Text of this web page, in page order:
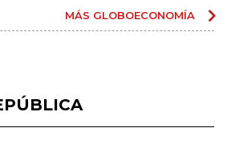
MÁS GLOBOECONOMÍA